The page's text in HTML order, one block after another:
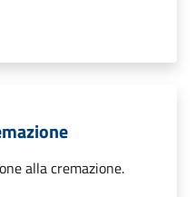
alla cremazione.